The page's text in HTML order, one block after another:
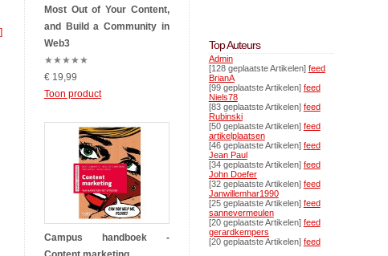
Most Out of Your Content,
and Build a Community in
Web3
★★★★★
€ 19,99
Toon product
Campus handboek -
Top Auteurs
Admin
[128 geplaatste Artikelen] feed
BrianA
[99 geplaatste Artikelen] feed
Niels78
[83 geplaatste Artikelen] feed
Rubinski
[50 geplaatste Artikelen] feed
artikelplaatsen
[46 geplaatste Artikelen] feed
Jean Paul
[34 geplaatste Artikelen] feed
John Doefer
[32 geplaatste Artikelen] feed
Janwillemhar1990
[25 geplaatste Artikelen] feed
sannevermeulen
[20 geplaatste Artikelen] feed
gerardkempers
[20 geplaatste Artikelen] feed